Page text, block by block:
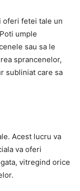
oferi fetei tale un
umple
sau sa le
sprancenelor,
subliniat care sa
Acest lucru va
va oferi
vitregind orice